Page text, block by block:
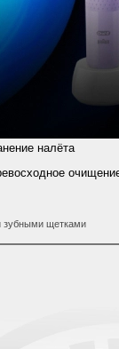
налёта
зубными щетками